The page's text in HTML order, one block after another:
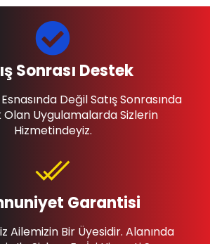
Garantisi
Ailemizin Bir Üyesidir. Alanında
Sonrası Destek
Değil Satış Sonrasında
Olan Uygulamalarda Sizlerin
Hizmetindeyiz.